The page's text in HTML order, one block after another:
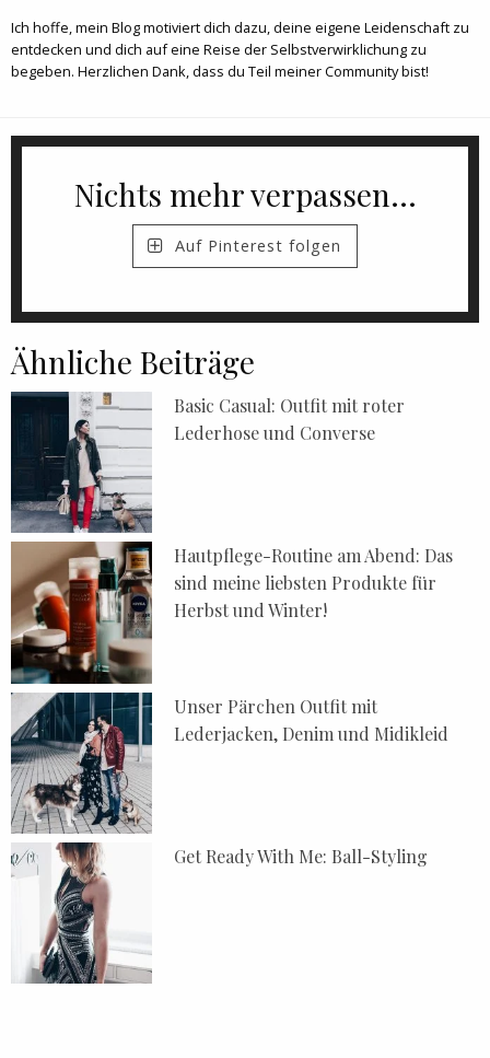
Ich hoffe, mein Blog motiviert dich dazu, deine eigene Leidenschaft zu
entdecken und dich auf eine Reise der Selbstverwirklichung zu
begeben. Herzlichen Dank, dass du Teil meiner Community bist!
Nichts mehr verpassen...
Auf Pinterest folgen
Ähnliche Beiträge
Basic Casual: Outfit mit roter
Lederhose und Converse
Hautpflege-Routine am Abend: Das
sind meine liebsten Produkte für
Herbst und Winter!
Unser Pärchen Outfit mit
Lederjacken, Denim und Midikleid
Get Ready With Me: Ball-Styling